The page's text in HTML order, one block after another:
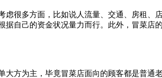
多方面，比如说人流量、交通、房租、
据自己的资金状况量力而行。此外，冒菜
为主，毕竟冒菜店面向的顾客都是普通